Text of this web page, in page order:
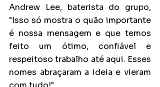
Andrew Lee, baterista do grupo,
"Isso só mostra o quão importante
é nossa mensagem e que temos
feito um ótimo, confiável e
respeitoso trabalho até aqui. Esses
nomes abraçaram a ideia e vieram